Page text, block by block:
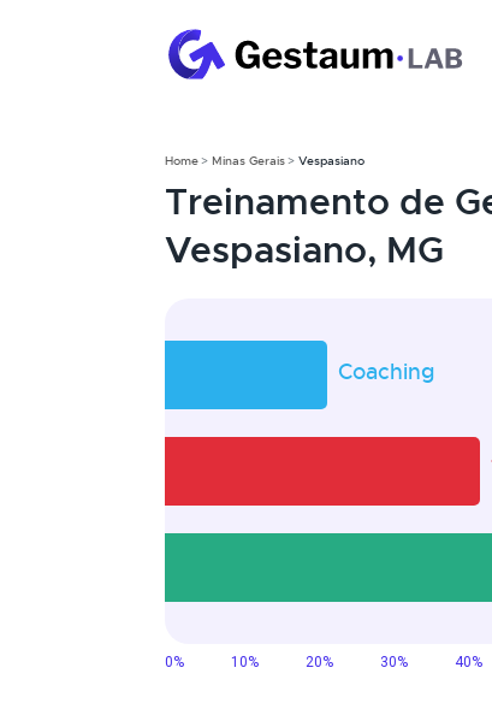
Home Minas Gerais Vespasiano
Treinamento de
Vespasiano, MG